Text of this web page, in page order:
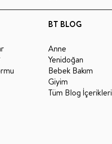
BT BLOG
Anne
Yenidoğan
Bebek Bakım
Giyim
Tüm Blog İçerikleri